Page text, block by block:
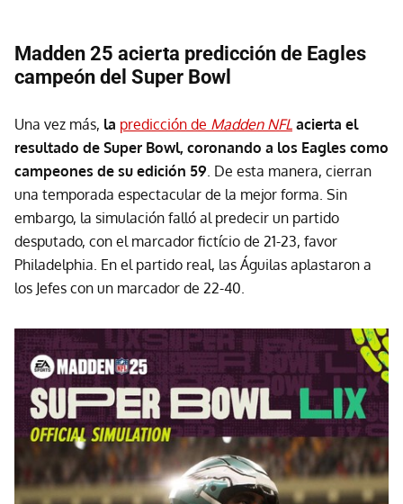
Madden 25 acierta predicción de Eagles
campeón del Super Bowl
Una vez más, la predicción de Madden NFL acierta el
resultado de Super Bowl, coronando a los Eagles como
campeones de su edición 59. De esta manera, cierran
una temporada espectacular de la mejor forma. Sin
embargo, la simulación falló al predecir un partido
desputado, con el marcador fictício de 21-23, favor
Philadelphia. En el partido real, las Águilas aplastaron a
los Jefes con un marcador de 22-40.